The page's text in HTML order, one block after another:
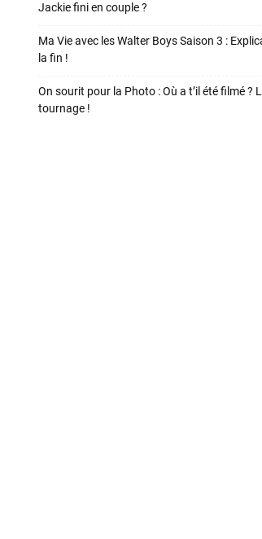
Jackie fini en couple ?
Ma Vie avec les Walter Boys Saison 3 :
la fin !
On sourit pour la Photo : Où a t’il été filmé ?
tournage !